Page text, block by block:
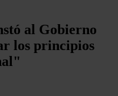
al Gobierno
los principios